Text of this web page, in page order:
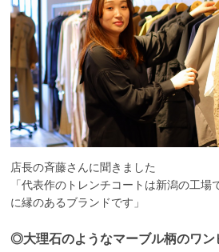
店長の斉藤さんに聞きました
「代表作のトレンチコートは新潟の工
に縁のあるブランドです」
◎大理石のようなマーブル柄のワン